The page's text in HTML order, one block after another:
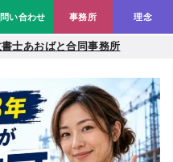
士あおばと合同事務所
問い合わせ 事務所 理念